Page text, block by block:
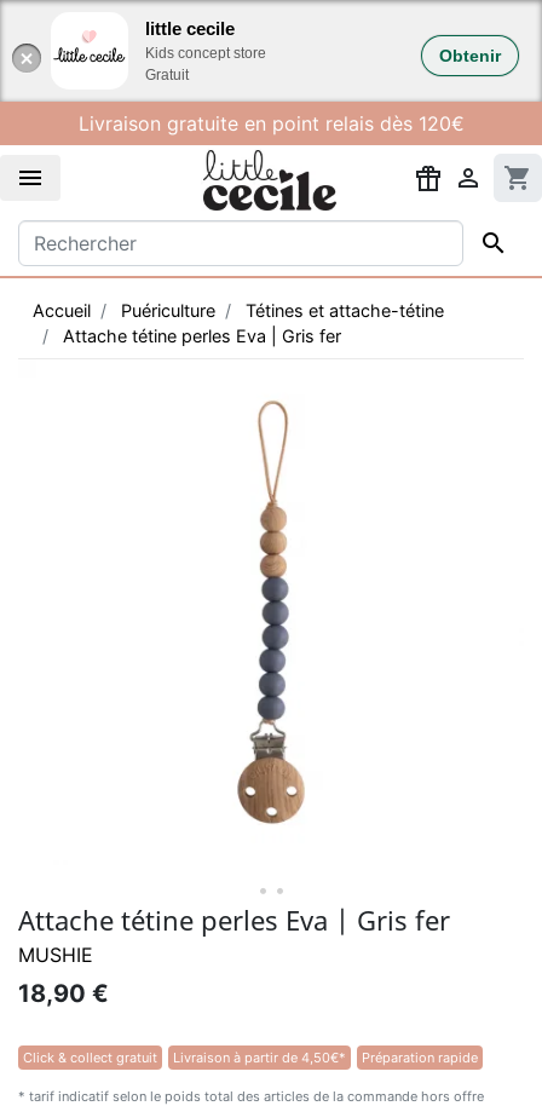
little cecile
Kids concept store
Gratuit
Obtenir
Livraison gratuite en point relais dès 120€
  shopping_cart

Accueil Puériculture
Tétines et attache-tétine
Attache tétine perles Eva | Gris fer
• •
Attache tétine perles Eva | Gris fer
MUSHIE
18,90 €
Click & collect gratuit Livraison à partir de 4,50€* Préparation rapide
* tarif indicatif selon le poids total des articles de la commande hors offre